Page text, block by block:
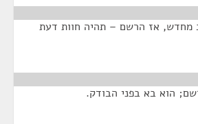
מחדש, אז הרשם – תהיה חוות דעת
הוא בא בפני הבודק.